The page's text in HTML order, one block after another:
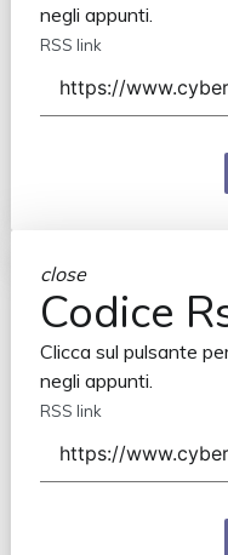
negli appunti.
RSS link
close
Codice
Clicca sul pulsante
negli appunti.
RSS link